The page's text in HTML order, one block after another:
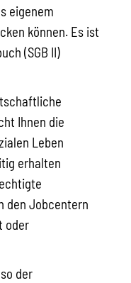
eigenem
können. Es ist
(SGB II)
Ihnen die
Leben
erhalten
den Jobcentern
oder
der